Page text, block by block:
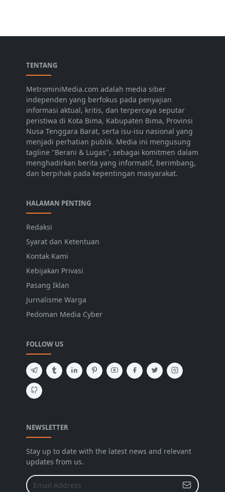
TENTANG
MetrominiMedia.com adalah media siber
independen yang berfokus pada penyajian
informasi aktual, kritis, dan terpercaya seputar
peristiwa di Kota Bima, Kabupaten Bima, Provinsi
Nusa Tenggara Barat, serta isu-isu nasional yang
menjadi perhatian publik. Media ini mengusung
tagline "Berani & Lugas", sebagai komitmen dalam
menghadirkan berita yang informatif, berimbang,
dan berpihak pada kepentingan masyarakat.
HALAMAN PENTING
Redaksi
Syarat dan Ketentuan
Kontak Kami
Kebijakan Privasi
Pasang Iklan
Jurnalisme Warga
Pedoman Media Cyber
FOLLOW US
NEWSLETTER
Stay up to date with the latest news and relevant
updates from us.